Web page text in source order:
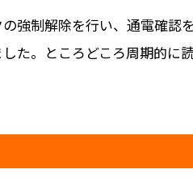
強制解除を行い、通電確認
た。ところどころ周期的に